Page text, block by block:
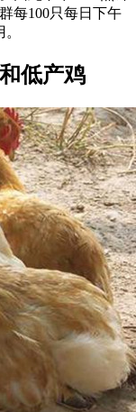
每100只每日下午
低产鸡